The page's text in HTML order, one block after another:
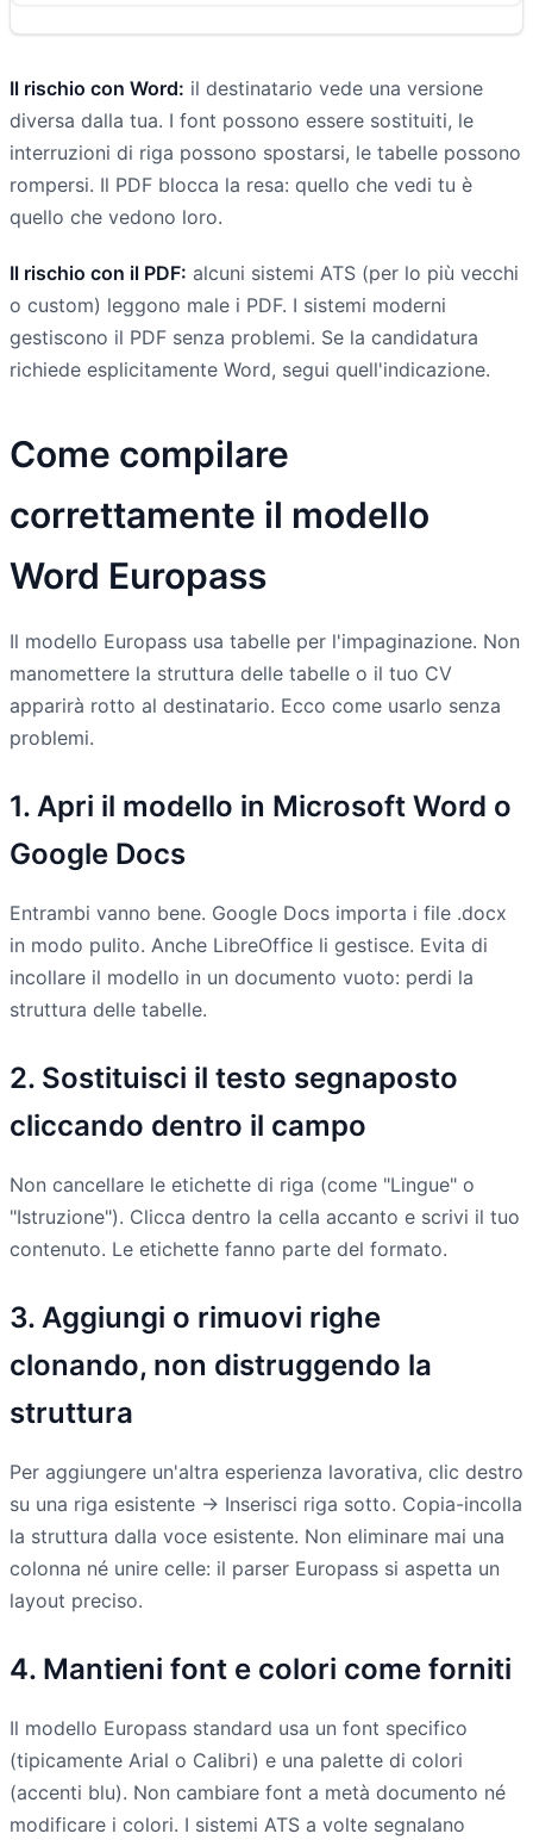
Il rischio con Word: il destinatario vede una versione
diversa dalla tua. I font possono essere sostituiti, le
interruzioni di riga possono spostarsi, le tabelle possono
rompersi. Il PDF blocca la resa: quello che vedi tu è
quello che vedono loro.
Il rischio con il PDF: alcuni sistemi ATS (per lo più vecchi
o custom) leggono male i PDF. I sistemi moderni
gestiscono il PDF senza problemi. Se la candidatura
richiede esplicitamente Word, segui quell'indicazione.
Come compilare
correttamente il modello
Word Europass
Il modello Europass usa tabelle per l'impaginazione. Non
manomettere la struttura delle tabelle o il tuo CV
apparirà rotto al destinatario. Ecco come usarlo senza
problemi.
1. Apri il modello in Microsoft Word o
Google Docs
Entrambi vanno bene. Google Docs importa i file .docx
in modo pulito. Anche LibreOffice li gestisce. Evita di
incollare il modello in un documento vuoto: perdi la
struttura delle tabelle.
2. Sostituisci il testo segnaposto
cliccando dentro il campo
Non cancellare le etichette di riga (come "Lingue" o
"Istruzione"). Clicca dentro la cella accanto e scrivi il tuo
contenuto. Le etichette fanno parte del formato.
3. Aggiungi o rimuovi righe
clonando, non distruggendo la
struttura
Per aggiungere un'altra esperienza lavorativa, clic destro
su una riga esistente -> Inserisci riga sotto. Copia-incolla
la struttura dalla voce esistente. Non eliminare mai una
colonna né unire celle: il parser Europass si aspetta un
layout preciso.
4. Mantieni font e colori come forniti
Il modello Europass standard usa un font specifico
(tipicamente Arial o Calibri) e una palette di colori
(accenti blu). Non cambiare font a metà documento né
modificare i colori. I sistemi ATS a volte segnalano